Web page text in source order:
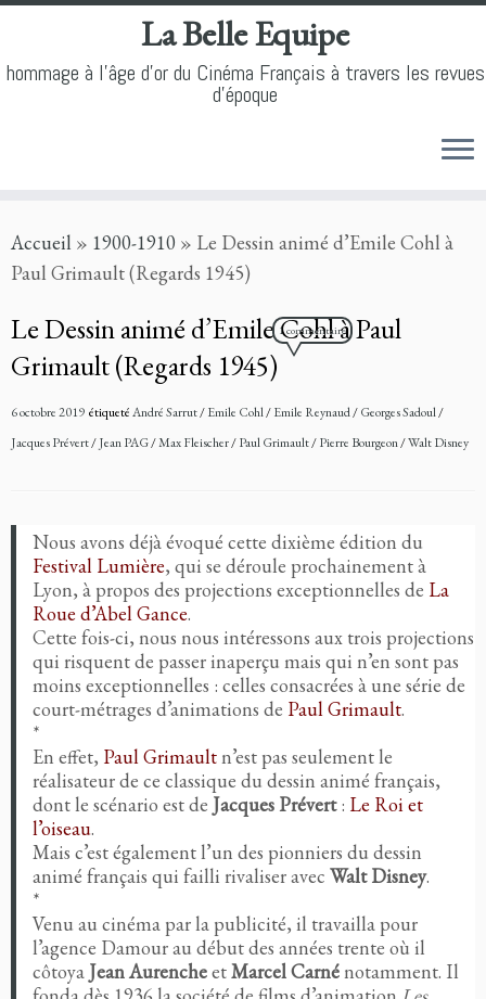
to
content
La Belle Equipe
hommage à l'âge d'or du Cinéma Français à travers les revues
d'époque
Accueil » 1900-1910 » Le Dessin animé d’Emile Cohl à
Paul Grimault (Regards 1945)
Le Dessin animé d’Emile Cohl à Paul
Grimault (Regards 1945)
1 commentaire
6 octobre 2019 étiquetéAndré Sarrut/Emile Cohl/Emile Reynaud/Georges Sadoul/
Jacques Prévert/Jean PAG/Max Fleischer/Paul Grimault/Pierre Bourgeon/Walt Disney
Nous avons déjà évoqué cette dixième édition du
Festival Lumière, qui se déroule prochainement à
Lyon, à propos des projections exceptionnelles de La
Roue d’Abel Gance.
Cette fois-ci, nous nous intéressons aux trois projections
qui risquent de passer inaperçu mais qui n’en sont pas
moins exceptionnelles : celles consacrées à une série de
court-métrages d’animations de Paul Grimault.
*
En effet, Paul Grimaultn’est pas seulement le
réalisateur de ce classique du dessin animé français,
dont le scénario est de Jacques Prévert: Le Roi et
l’oiseau.
Mais c’est également l’un des pionniers du dessin
animé français qui failli rivaliser avec Walt Disney.
*
Venu au cinéma par la publicité, il travailla pour
l’agence Damour au début des années trente où il
côtoya Jean AurencheetMarcel Carnénotamment. Il